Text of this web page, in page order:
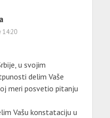
14:20
u svojim
delim Vaše
meri posvetio pitanju
Vašu konstataciju u